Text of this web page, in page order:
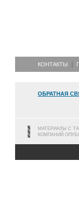
КОНТАКТЫ
ОБРАТНАЯ
МАТЕРИАЛЫ С
КОМПАНИЙ